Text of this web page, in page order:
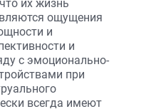
их жизнь
ощущения
и
и
с эмоционально-
при
всегда имеют